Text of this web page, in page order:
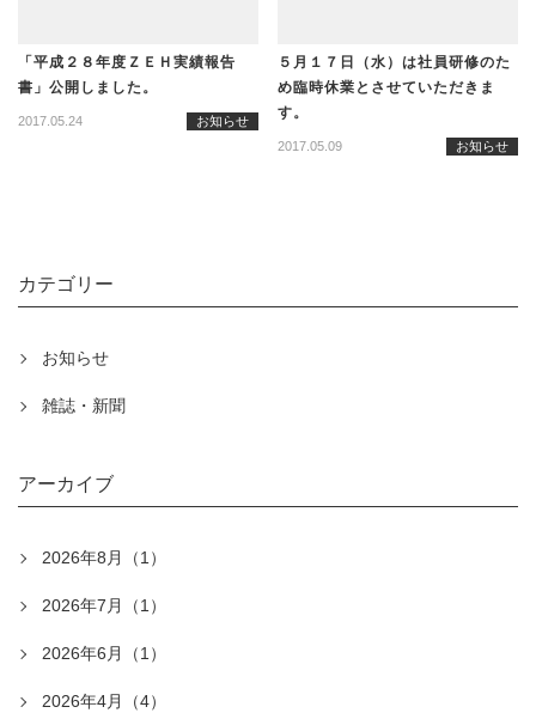
「平成２８年度ＺＥＨ実績報告
書」公開しました。
2017.05.24 お知らせ
５月１７日（水）は社員研修のた
め臨時休業とさせていただきま
す。
2017.05.09 お知らせ
カテゴリー
お知らせ
雑誌・新聞
アーカイブ
2026年8月（1）
2026年7月（1）
2026年6月（1）
2026年4月（4）